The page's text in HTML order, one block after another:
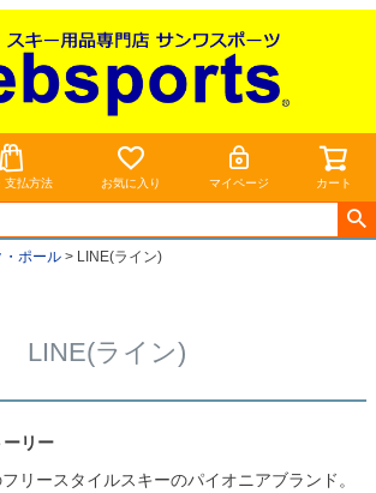
支払方法 お気に入り マイページ カート
・ポール LINE(ライン)
LINE(ライン)
リー
リースタイルスキーのパイオニアブランド。